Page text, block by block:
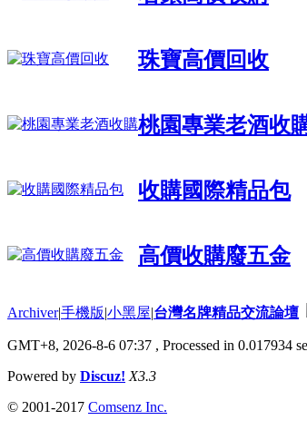
珠寶高價回收
桃園專業老酒收
收購國際精品包
高價收購廢五金
Archiver|手機版|小黑屋|台灣名牌精品交流論壇
GMT+8, 2026-8-6 07:37 , Processed in 0.017934
Powered by Discuz! X3.3
© 2001-2017 Comsenz Inc.